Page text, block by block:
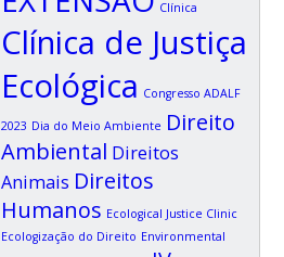
Clínica
Clínica de Justiça
Ecológica Congresso ADALF
2023 Dia do Meio Ambiente Direito
Ambiental Direitos
Animais Direitos
Humanos Ecological Justice Clinic
Ecologização do Direito Environmental